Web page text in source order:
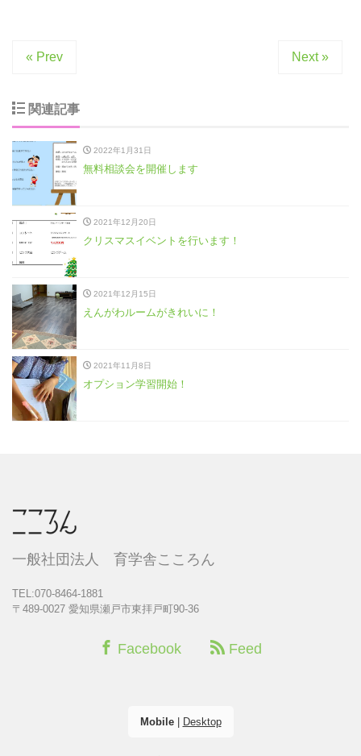
« Prev Next »
関連記事
2022年1月31日
無料相談会を開催します
2021年12月20日
クリスマスイベントを行います！
2021年12月15日
えんがわルームがきれいに！
2021年11月8日
オプション学習開始！
一般社団法人 育学舎こころん
TEL:070-8464-1881
〒489-0027 愛知県瀬戸市東拝戸町90-36
Facebook Feed
Mobile| Desktop